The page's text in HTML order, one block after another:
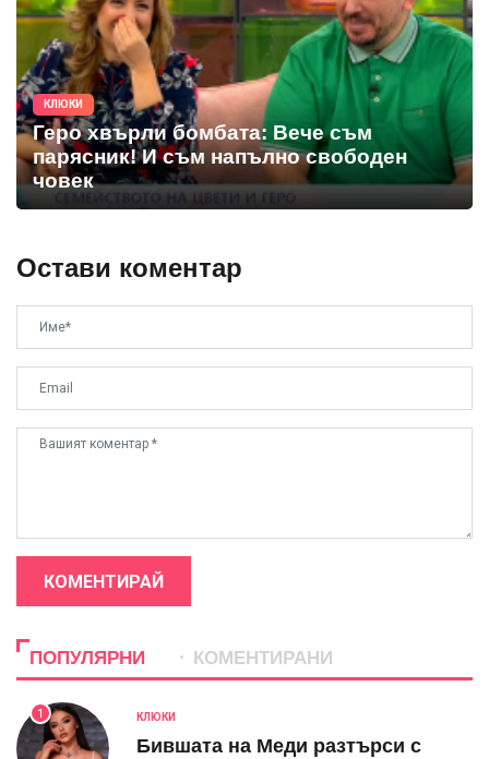
КЛЮКИ
Геро хвърли бомбата: Вече съм
парясник! И съм напълно свободен
човек
Остави коментар
КОМЕНТИРАЙ
ПОПУЛЯРНИ КОМЕНТИРАНИ
1 КЛЮКИ
Бившата на Меди разтърси с